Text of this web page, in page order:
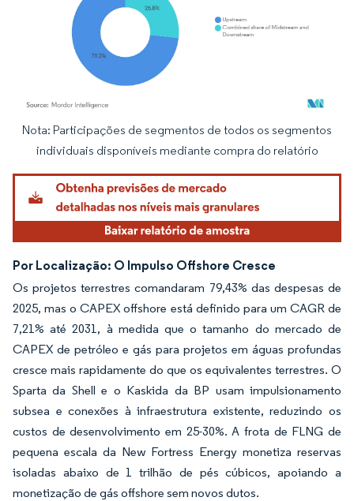
Imagem © Mordor Intelligence. O reuso requer atribuição conforme CC BY 4.0.
Nota: Participações de segmentos de todos os segmentos
individuais disponíveis mediante compra do relatório
Por Localização: O Impulso Offshore Cresce
Os projetos terrestres comandaram 79,43% das despesas de
2025, mas o CAPEX offshore está definido para um CAGR de
7,21% até 2031, à medida que o tamanho do mercado de
CAPEX de petróleo e gás para projetos em águas profundas
cresce mais rapidamente do que os equivalentes terrestres. O
Sparta da Shell e o Kaskida da BP usam impulsionamento
subsea e conexões à infraestrutura existente, reduzindo os
custos de desenvolvimento em 25-30%. A frota de FLNG de
pequena escala da New Fortress Energy monetiza reservas
isoladas abaixo de 1 trilhão de pés cúbicos, apoiando a
monetização de gás offshore sem novos dutos.